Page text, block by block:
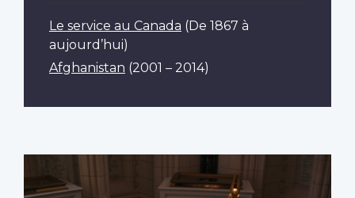
Le service au Canada (De 1867 à
aujourd’hui)
Afghanistan (2001 – 2014)